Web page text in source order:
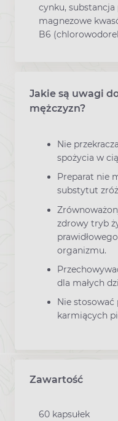
cynku, substancja
magnezowe
B6
Jakie są uwagi
mężczyzn?
Nie
spożycia w
Preparat nie
substytut
zdrowy tryb
organizmu.
dla małych
Nie stosować
karmiących
Zawartość
60 kapsułek